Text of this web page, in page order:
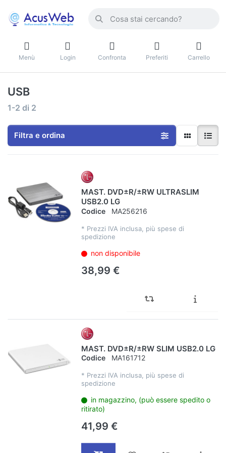
Menù Login Confronta Preferiti Carrello
USB
1-2 di 2
Filtra e ordina
MAST. DVD±R/±RW ULTRASLIM
USB2.0 LG
Codice MA256216
* Prezzi IVA inclusa, più spese di
spedizione
non disponibile
38,99 €
MAST. DVD±R/±RW SLIM USB2.0 LG
Codice MA161712
* Prezzi IVA inclusa, più spese di
spedizione
in magazzino, (può essere spedito o
ritirato)
41,99 €